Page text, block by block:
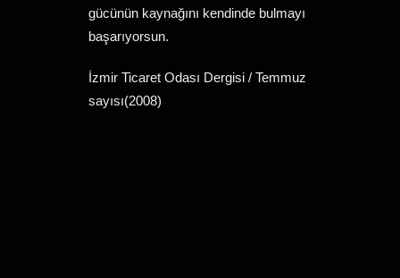
gücünün kaynağını kendinde bulmayı
başarıyorsun.
İzmir Ticaret Odası Dergisi / Temmuz
sayısı(2008)